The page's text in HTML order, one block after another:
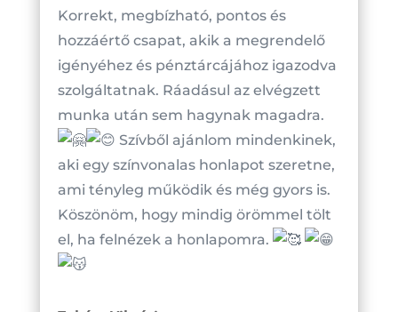
Korrekt, megbízható, pontos és
hozzáértő csapat, akik a megrendelő
igényéhez és pénztárcájához igazodva
szolgáltatnak. Ráadásul az elvégzett
munka után sem hagynak magadra.
Szívből ajánlom mindenkinek,
aki egy színvonalas honlapot szeretne,
ami tényleg működik és még gyors is.
Köszönöm, hogy mindig örömmel tölt
el, ha felnézek a honlapomra.